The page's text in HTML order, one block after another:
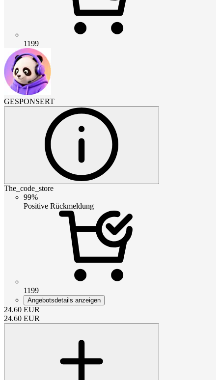
1199
GESPONSERT
The_code_store
99%
Positive Rückmeldung
1199
Angebotsdetails anzeigen
24.60 EUR
24.60 EUR